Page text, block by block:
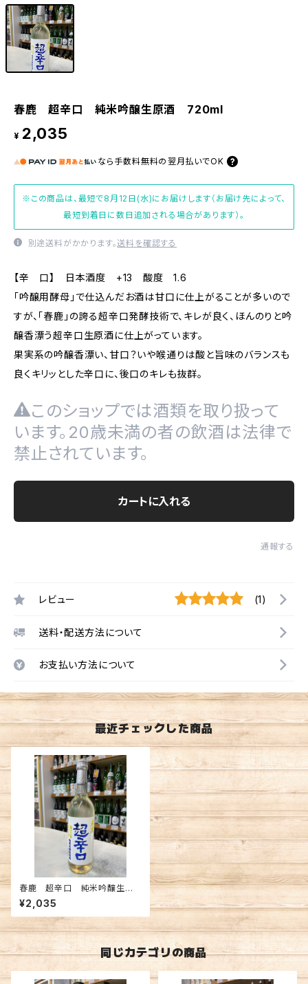
春鹿 超辛口 純米吟醸生原酒 720ml
¥ 2,035
なら 手数料無料の 翌月払いでOK
※この商品は、最短で8月12日(水)にお届けします（お届け先によって、
最短到着日に数日追加される場合があります）。
別途送料がかかります。送料を確認する
【辛 口】 日本酒度 +13 酸度 1.6
「吟醸用酵母」で仕込んだお酒は甘口に仕上がることが多いので
すが、「春鹿」の誇る超辛口発酵技術で、キレが良く、ほんのりと吟
醸香漂う超辛口生原酒に仕上がっています。
果実系の吟醸香漂い、甘口？いや喉通りは酸と旨味のバランスも
良くキリッとした辛口に、後口のキレも抜群。
このショップでは酒類を取り扱って
います。20歳未満の者の飲酒は法律で
禁止されています。
カートに入れる
通報する
レビュー (1)
送料・配送方法について
お支払い方法について
最近チェックした商品
春鹿 超辛口 純米吟醸生原
酒 720ml
¥2,035
同じカテゴリの商品